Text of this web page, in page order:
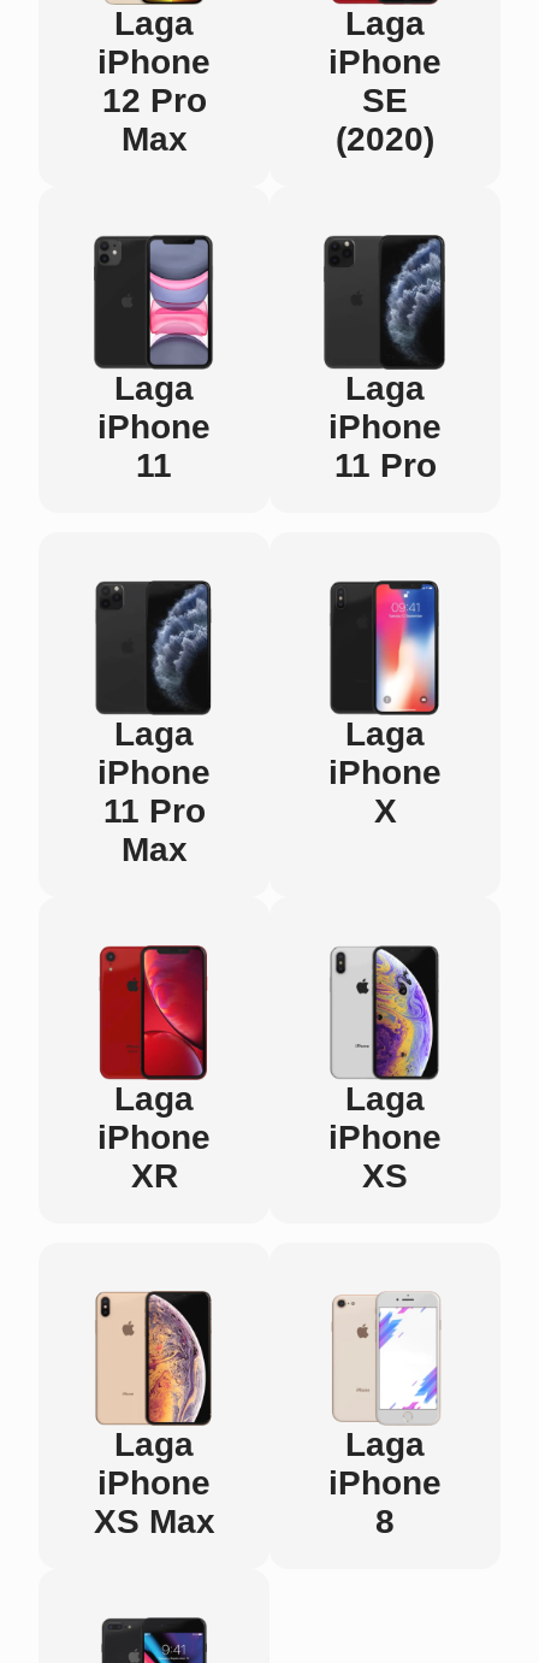
Laga
iPhone
12 Pro
Max
Laga
iPhone
SE
(2020)
Laga
iPhone
11
Laga
iPhone
11 Pro
Laga
iPhone
11 Pro
Max
Laga
iPhone
X
Laga
iPhone
XR
Laga
iPhone
XS
Laga
iPhone
XS Max
Laga
iPhone
8